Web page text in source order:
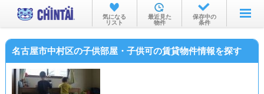
お部屋を探す
沿線・駅から
気になる
リスト
最近見た
物件
保存中の
条件
名古屋市中村区の子供部屋・子供可の賃貸物件情報を探す